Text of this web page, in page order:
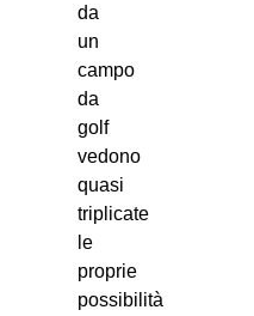
da
un
campo
da
golf
vedono
quasi
triplicate
le
proprie
possibilità